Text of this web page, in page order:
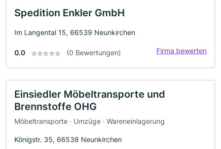
Spedition Enkler GmbH
Im Langental 15, 66539 Neunkirchen
0.0 (0 Bewertungen) Firma bewerten
Einsiedler Möbeltransporte und
Brennstoffe OHG
Möbeltransporte · Umzüge · Wareneinlagerung
Königstr. 35, 66538 Neunkirchen